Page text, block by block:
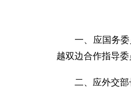
一、应国务委员
越双边合作指导委
二、应外交部长